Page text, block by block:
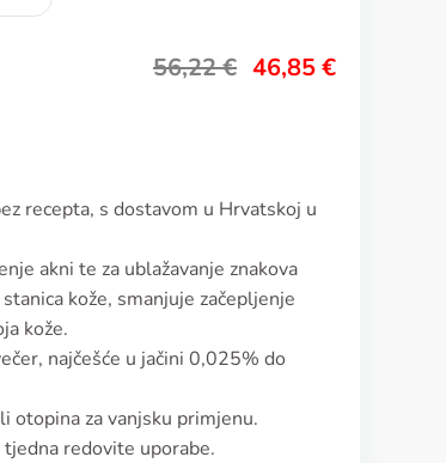
56,22€ 46,85€
recepta, s dostavom u Hrvatskoj u
akni te za ublažavanje znakova
kože, smanjuje začepljenje
kože.
najčešće u jačini 0,025% do
otopina za vanjsku primjenu.
redovite uporabe.